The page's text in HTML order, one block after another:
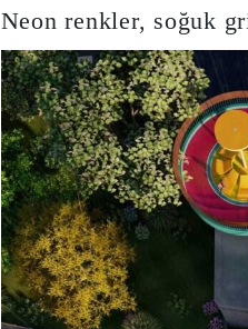
Neon renkler, soğuk